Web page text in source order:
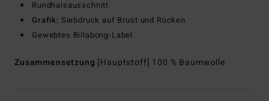
Rundhalsausschnitt
Grafik: Siebdruck auf Brust und Rücken
Gewebtes Billabong-Label
Zusammensetzung [Hauptstoff] 100 % Baumwolle